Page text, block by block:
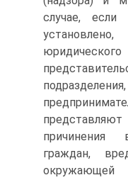
случае, если
граждан,